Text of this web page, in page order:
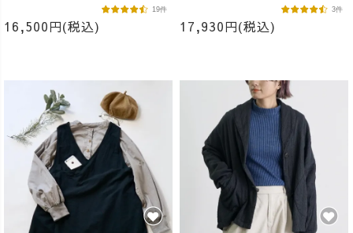
16,500円(税込)
19件
17,930円(税込)
3件